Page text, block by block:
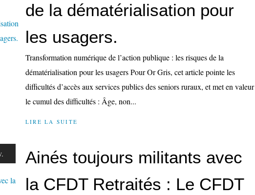
de la dématérialisation pour
les usagers.
Transformation numérique de l’action publique : les risques de la
dématérialisation pour les usagers Pour Or Gris, cet article pointe les
difficultés d’accès aux services publics des seniors ruraux, et met en valeur
le cumul des difficultés : Âge, non...
LIRE LA SUITE
Ainés toujours militants avec
la CFDT Retraités : Le CFDT